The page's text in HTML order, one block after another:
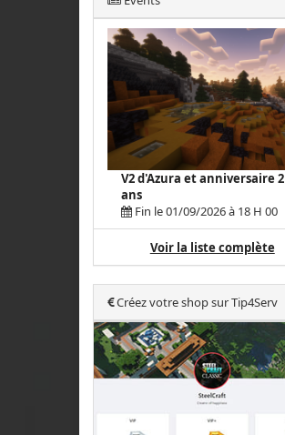
V2 d'Azura et anniversaire 2
ans
Fin le 01/09/2026 à 18 H 00
Voir la liste complète
Créez votre shop sur Tip4Serv